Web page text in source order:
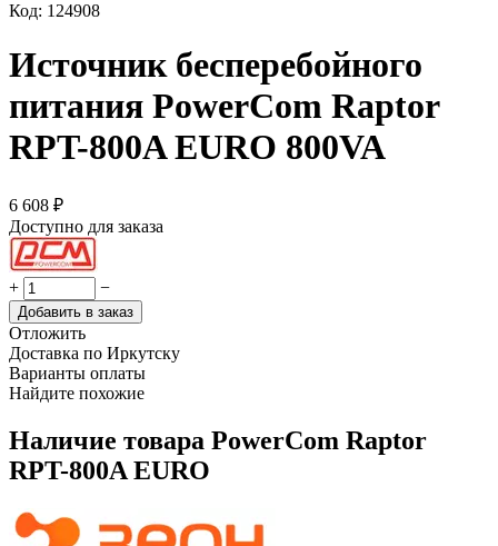
Код: 124908
Источник бесперебойного
питания PowerCom Raptor
RPT-800A EURO 800VA
6 608 ₽
Доступно для заказа
+ −
Добавить в заказ
Отложить
Доставка по Иркутску
Варианты оплаты
Найдите похожие
Наличие товара PowerCom Raptor
RPT-800A EURO